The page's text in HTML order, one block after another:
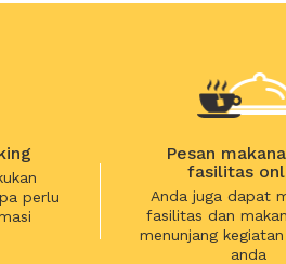
perlu
Pesan
fasilitas
Anda juga dapat
fasilitas dan
menunjang
anda